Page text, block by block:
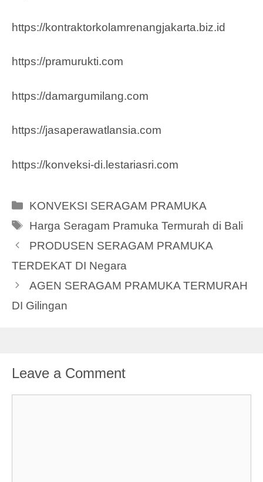
https://kontraktorkolamrenangjakarta.biz.id
https://pramurukti.com
https://damargumilang.com
https://jasaperawatlansia.com
https://konveksi-di.lestariasri.com
Categories
KONVEKSI SERAGAM PRAMUKA
Tags
Harga Seragam Pramuka Termurah di Bali
PRODUSEN SERAGAM PRAMUKA
TERDEKAT DI Negara
AGEN SERAGAM PRAMUKA TERMURAH
DI Gilingan
Leave a Comment